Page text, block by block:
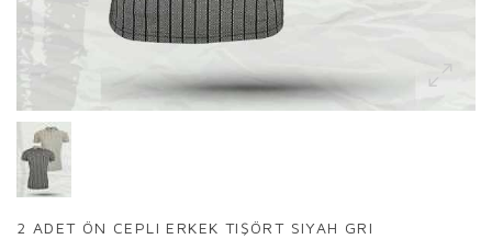
2 ADET ÖN CEPLI ERKEK TIŞÖRT SIYAH GRI